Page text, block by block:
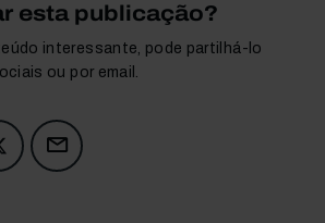
esta publicação?
interessante, pode partilhá-lo
ou por email.